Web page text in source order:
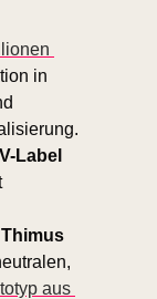
in
V-Label
Thimus
aus